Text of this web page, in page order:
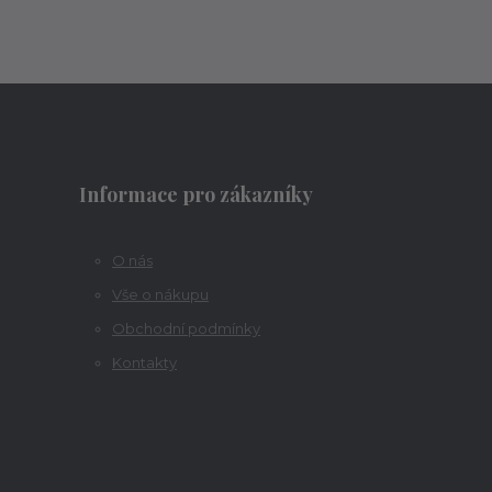
Informace pro zákazníky
O nás
Vše o nákupu
Obchodní podmínky
Kontakty